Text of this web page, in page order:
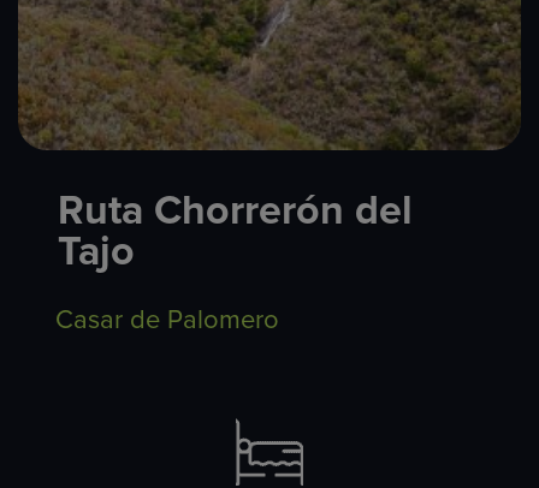
Ruta Chorrerón del
Tajo
Casar de Palomero